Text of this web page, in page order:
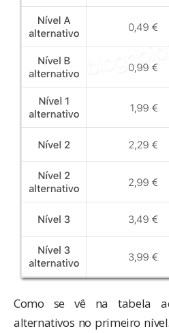
Como se vê na tabela
alternativos no primeiro